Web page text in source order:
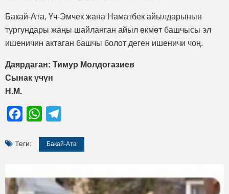
Бакай-Ата, Үч-Эмчек жана Наматбек айылдарынын
тургундары жаңы шайланган айыл өкмөт башчысы эл
ишеничин актаган башчы болот деген ишеничи чоң.
Даярдаган: Тимур Молдогазиев
Сынак үчүн
Н.М.
FacebookWhatsApp
Теги: Бакай-Ата